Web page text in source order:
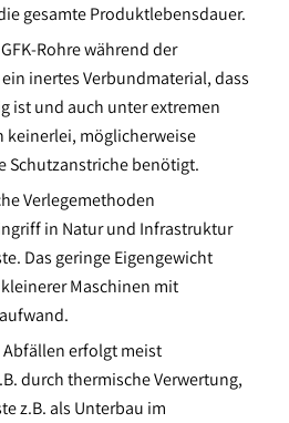
gesamte Produktlebensdauer.
Rohre während der
inertes Verbundmaterial, dass
ist und auch unter extremen
keinerlei, möglicherweise
Schutzanstriche benötigt.
Verlegemethoden
in Natur und Infrastruktur
Das geringe Eigengewicht
Maschinen mit
erfolgt meist
durch thermische Verwertung,
z.B. als Unterbau im